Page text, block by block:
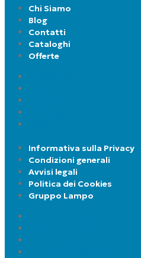
Chi Siamo
Blog
Contatti
Cataloghi
Offerte
Informativa sulla Privacy
Condizioni generali
Avvisi legali
Politica dei Cookies
Gruppo Lampo